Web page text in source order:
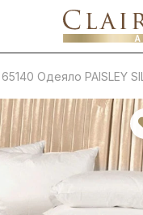
65140 Одеяло PAISLEY